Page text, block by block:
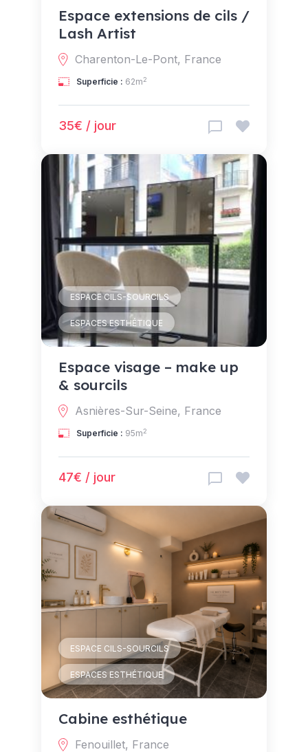
Espace extensions de cils /
Lash Artist
Charenton-Le-Pont, France
Superficie : 62m2
35€ / jour
ESPACE CILS-SOURCILS
ESPACES ESTHÉTIQUE
Espace visage – make up
& sourcils
Asnières-Sur-Seine, France
Superficie : 95m2
47€ / jour
ESPACE CILS-SOURCILS
ESPACES ESTHÉTIQUE
Cabine esthétique
Fenouillet, France